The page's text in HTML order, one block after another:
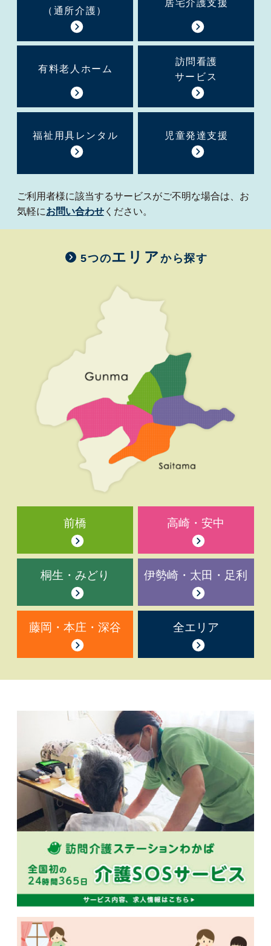
（通所介護）
居宅介護支援
有料老人ホーム
訪問看護
サービス
福祉用具レンタル 児童発達支援
ご利用者様に該当するサービスがご不明な場合は、お
気軽にお問い合わせ ください。
5つのエリアから探す
前橋 高崎・安中
桐生・みどり 伊勢崎・太田・足利
藤岡・本庄・深谷 全エリア